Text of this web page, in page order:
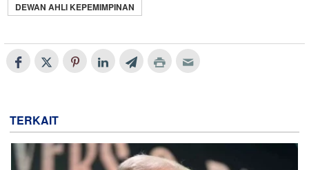
DEWAN AHLI KEPEMIMPINAN
TERKAIT